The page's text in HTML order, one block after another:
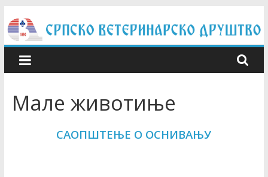
to
content
Мале животиње
САОПШТЕЊЕ О ОСНИВАЊУ